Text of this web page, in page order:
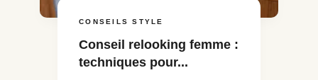
CONSEILS STYLE
Conseil relooking femme :
techniques pour...